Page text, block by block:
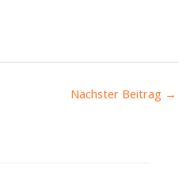
Nächster Beitrag →